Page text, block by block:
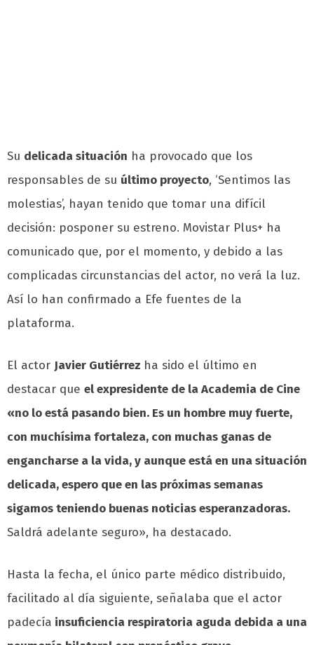
Su delicada situación ha provocado que los
responsables de su último proyecto, ‘Sentimos las
molestias’, hayan tenido que tomar una difícil
decisión: posponer su estreno. Movistar Plus+ ha
comunicado que, por el momento, y debido a las
complicadas circunstancias del actor, no verá la luz.
Así lo han confirmado a Efe fuentes de la
plataforma.
El actor Javier Gutiérrez ha sido el último en
destacar que el expresidente de la Academia de Cine
«no lo está pasando bien. Es un hombre muy fuerte,
con muchísima fortaleza, con muchas ganas de
engancharse a la vida, y aunque está en una situación
delicada, espero que en las próximas semanas
sigamos teniendo buenas noticias esperanzadoras.
Saldrá adelante seguro», ha destacado.
Hasta la fecha, el único parte médico distribuido,
facilitado al día siguiente, señalaba que el actor
padecía insuficiencia respiratoria aguda debida a una